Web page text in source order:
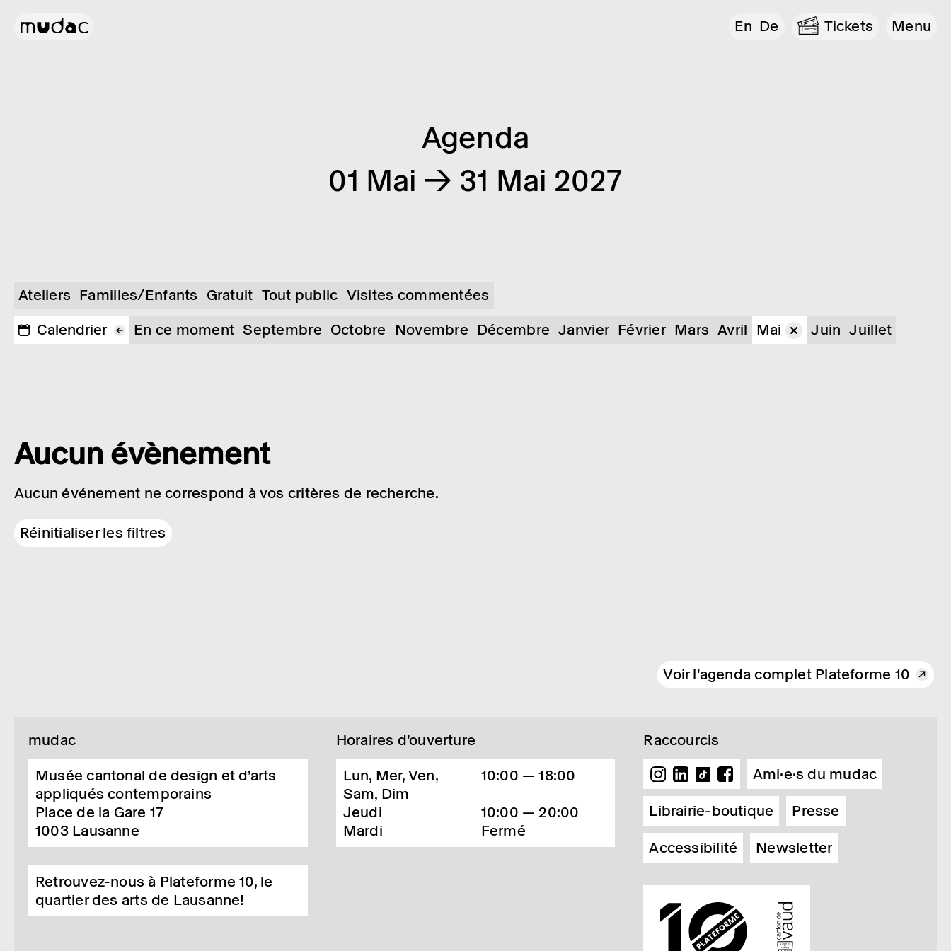
En De Tickets Menu
Agenda
01 Mai → 31 Mai 2027
Ateliers Familles/Enfants Gratuit Tout public Visites commentées
Calendrier
En ce moment Septembre Octobre Novembre Décembre Janvier Février Mars Avril Mai Juin Juillet
Aucun évènement
Aucun événement ne correspond à vos critères de recherche.
Réinitialiser les filtres
Voir l'agenda complet Plateforme 10
mudac
Musée cantonal de design et d’arts
appliqués contemporains
Place de la Gare 17
1003 Lausanne
Retrouvez-nous à Plateforme 10, le
quartier des arts de Lausanne!
Horaires d’ouverture
Lun, Mer, Ven,
Sam, Dim
10:00 — 18:00
Jeudi
10:00 — 20:00
Mardi
Fermé
Raccourcis
Ami·e·s du mudac
Librairie-boutique
Presse
Accessibilité
Newsletter